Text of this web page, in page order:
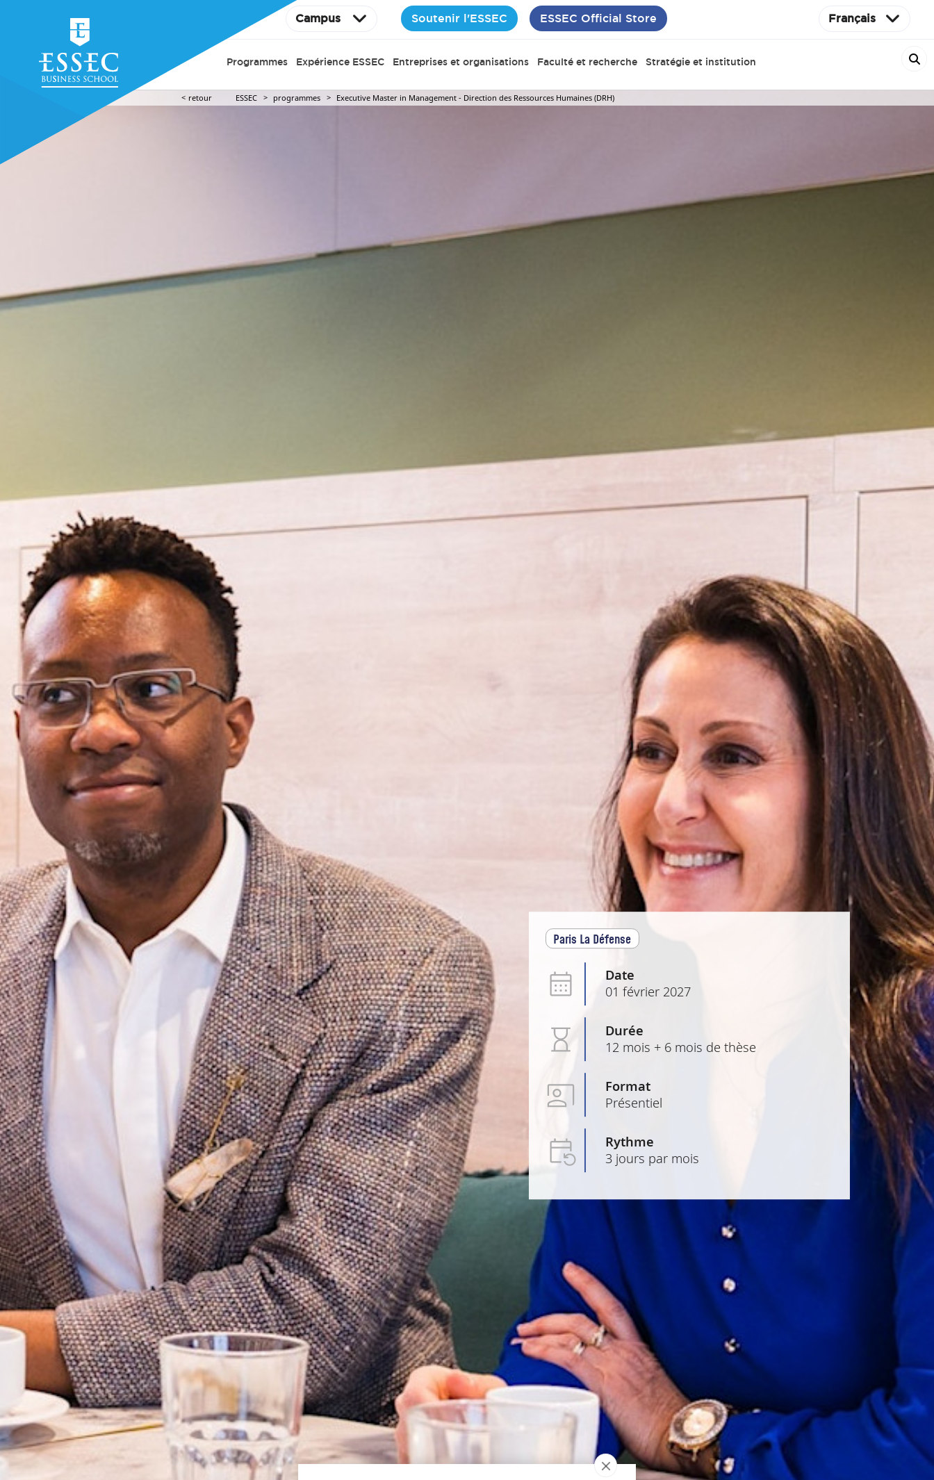
Campus Soutenir l'ESSEC ESSEC Official Store Français
Programmes Expérience ESSEC Entreprises et organisations Faculté et recherche Stratégie et institution
retour ESSEC programmes Executive Master in Management - Direction des Ressources Humaines (DRH)
Paris La Défense
Date
01 février 2027
Durée
12 mois + 6 mois de thèse
Format
Présentiel
Rythme
3 jours par mois